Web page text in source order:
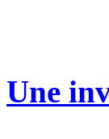
Une